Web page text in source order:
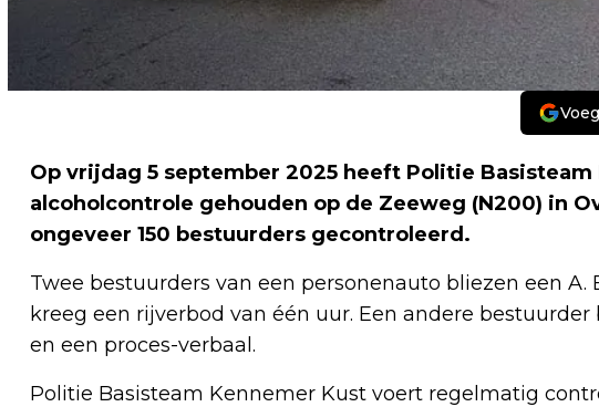
Op vrijdag 5 september 2025 heeft Politie Basisteam
alcoholcontrole gehouden op de Zeeweg (N200) in
ongeveer 150 bestuurders gecontroleerd.
Twee bestuurders van een personenauto bliezen een
kreeg een rijverbod van één uur. Een andere
en een proces-verbaal.
Politie Basisteam Kennemer Kust voert regelmatig